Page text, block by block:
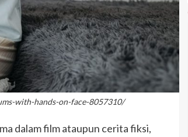
with-hands-on-face-8057310/
dalam film ataupun cerita fiksi,